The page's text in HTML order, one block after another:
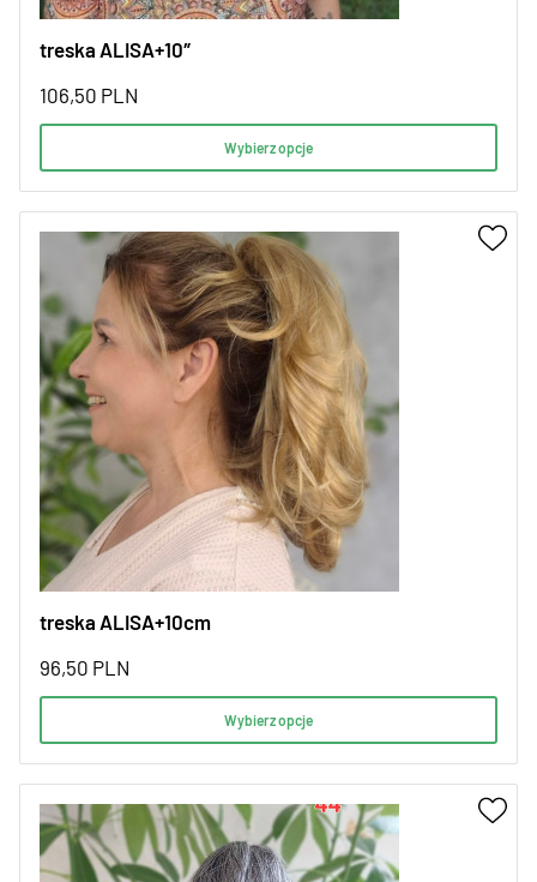
treska ALISA+10″
106,50 PLN
Wybierz opcje
treska ALISA+10cm
96,50 PLN
Wybierz opcje